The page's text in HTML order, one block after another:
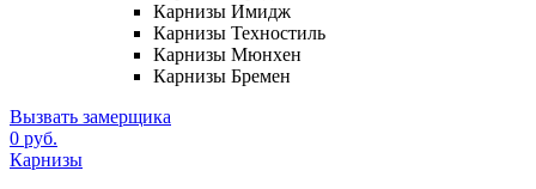
Карнизы Имидж
Карнизы Техностиль
Карнизы Мюнхен
Карнизы Бремен
Вызвать замерщика
0 руб.
Карнизы